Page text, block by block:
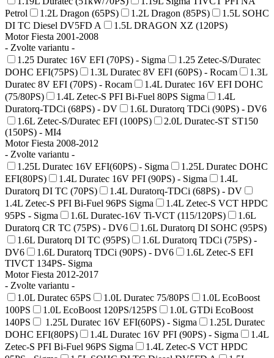
Petrol
1.2L Dragon (65PS) 1.2L Dragon (85PS)
1.5L SOHC
DI TC Diesel DV5FD A
1.5L DRAGON XZ (120PS)
Motor Fiesta 2001-2008
- Zvolte variantu -
1.25 Duratec 16V EFI (70PS) - Sigma
1.25 Zetec-S/Duratec
DOHC EFI(75PS)
1.3L Duratec 8V EFI (60PS) - Rocam
1.3L
Duratec 8V EFI (70PS) - Rocam
1.4L Duratec 16V EFI DOHC
(75/80PS)
1.4L Zetec-S PFI Bi-Fuel 80PS Sigma
1.4L
Duratorq-TDCi (68PS) - DV
1.6L Duratorq TDCi (90PS) - DV6
1.6L Zetec-S/Duratec EFI (100PS)
2.0L Duratec-ST ST150
(150PS) - MI4
Motor Fiesta 2008-2012
- Zvolte variantu -
1.25L Duratec 16V EFI(60PS) - Sigma
1.25L Duratec DOHC
EFI(80PS)
1.4L Duratec 16V PFI (90PS) - Sigma
1.4L
Duratorq DI TC (70PS)
1.4L Duratorq-TDCi (68PS) - DV
1.4L Zetec-S PFI Bi-Fuel 96PS Sigma
1.4L Zetec-S VCT HPDC
95PS - Sigma
1.6L Duratec-16V Ti-VCT (115/120PS)
1.6L
Duratorq CR TC (75PS) - DV6
1.6L Duratorq DI SOHC (95PS)
1.6L Duratorq DI TC (95PS)
1.6L Duratorq TDCi (75PS) -
DV6
1.6L Duratorq TDCi (90PS) - DV6
1.6L Zetec-S EFI
TIVCT 134PS- Sigma
Motor Fiesta 2012-2017
- Zvolte variantu -
1.0L Duratec 65PS
1.0L Duratec 75/80PS
1.0L EcoBoost
100PS
1.0L EcoBoost 120PS/125PS
1.0L GTDi EcoBoost
140PS
1.25L Duratec 16V EFI(60PS) - Sigma
1.25L Duratec
DOHC EFI(80PS)
1.4L Duratec 16V PFI (90PS) - Sigma
1.4L
Zetec-S PFI Bi-Fuel 96PS Sigma
1.4L Zetec-S VCT HPDC